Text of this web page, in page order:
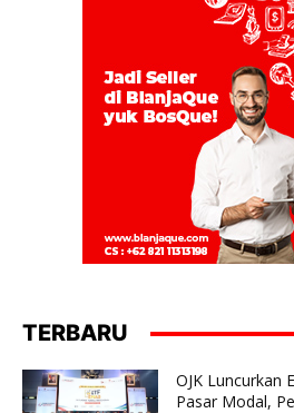
TERBARU
OJK Luncurkan
Pasar Modal,